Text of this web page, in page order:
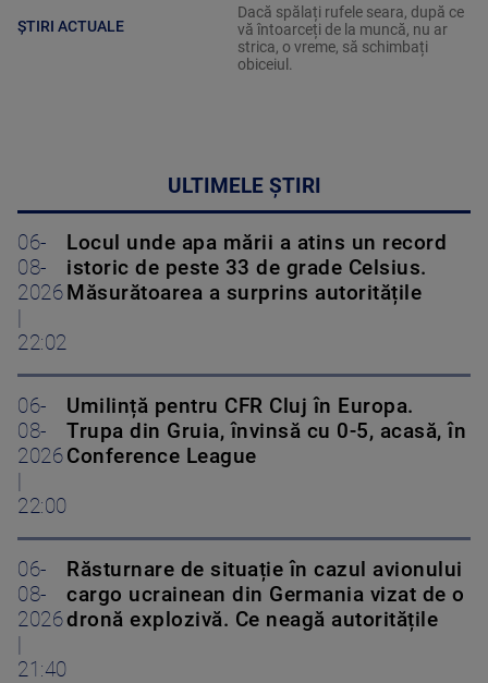
ȘTIRI ACTUALE
Dacă spălați rufele seara, după ce
vă întoarceți de la muncă, nu ar
strica, o vreme, să schimbați
obiceiul.
ULTIMELE ȘTIRI
06-
08-
2026
22:02
Locul unde apa mării a atins un record
istoric de peste 33 de grade Celsius.
Măsurătoarea a surprins autoritățile
06-
08-
2026
22:00
Umilință pentru CFR Cluj în Europa.
Trupa din Gruia, învinsă cu 0-5, acasă, în
Conference League
06-
08-
2026
21:40
Răsturnare de situație în cazul avionului
cargo ucrainean din Germania vizat de o
dronă explozivă. Ce neagă autoritățile